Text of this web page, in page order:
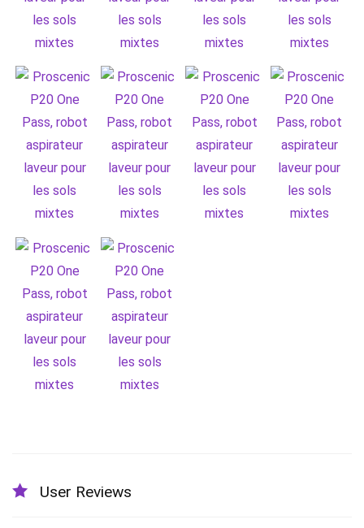
User Reviews